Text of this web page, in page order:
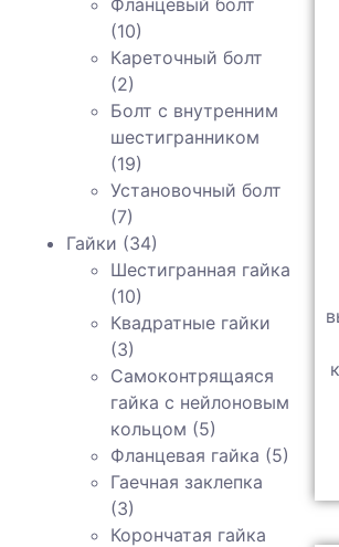
Фланцевый болт
(10)
Кареточный болт
(2)
Болт с внутренним
шестигранником
(19)
Установочный болт
(7)
Гайки (34)
Шестигранная гайка
(10)
Квадратные гайки
(3)
Самоконтрящаяся
гайка с нейлоновым
кольцом (5)
Фланцевая гайка (5)
Гаечная заклепка
(3)
Корончатая гайка